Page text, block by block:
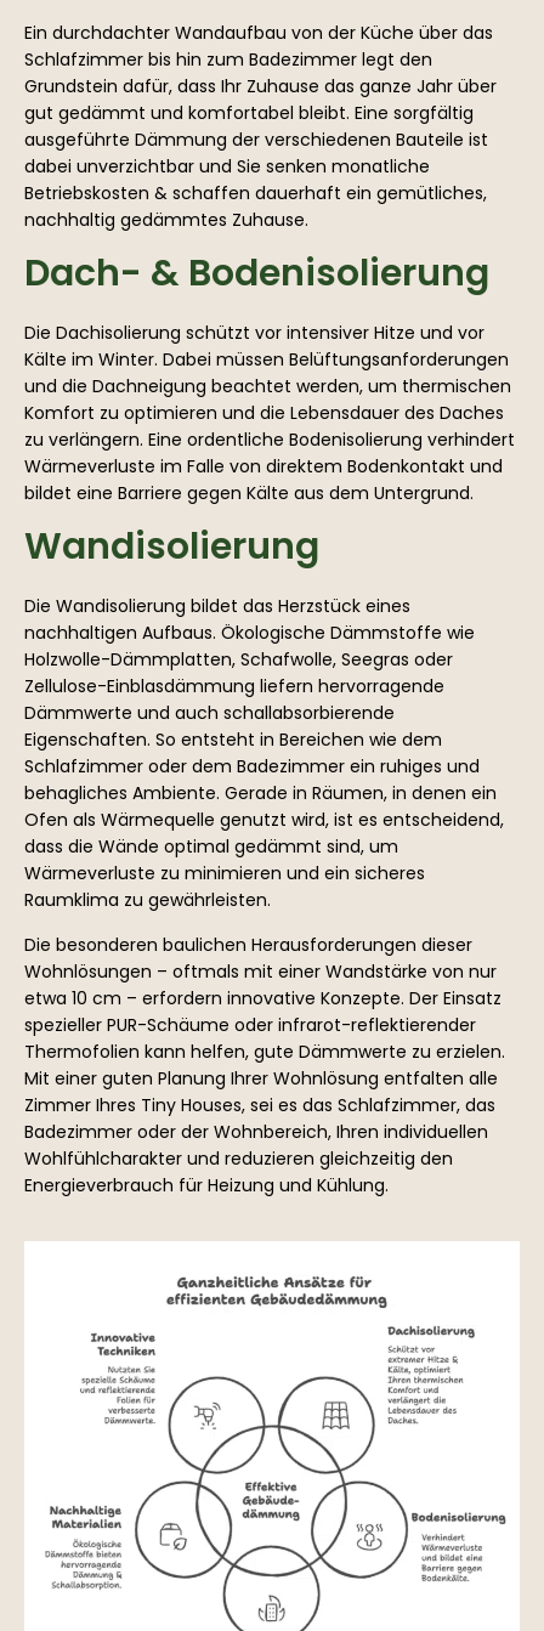
Ein durchdachter Wandaufbau von der Küche über das
Schlafzimmer bis hin zum Badezimmer legt den
Grundstein dafür, dass Ihr Zuhause das ganze Jahr über
gut gedämmt und komfortabel bleibt. Eine sorgfältig
ausgeführte Dämmung der verschiedenen Bauteile ist
dabei unverzichtbar und Sie senken monatliche
Betriebskosten & schaffen dauerhaft ein gemütliches,
nachhaltig gedämmtes Zuhause.
Dach- & Bodenisolierung
Die Dachisolierung schützt vor intensiver Hitze und vor
Kälte im Winter. Dabei müssen Belüftungsanforderungen
und die Dachneigung beachtet werden, um thermischen
Komfort zu optimieren und die Lebensdauer des Daches
zu verlängern. Eine ordentliche Bodenisolierung verhindert
Wärmeverluste im Falle von direktem Bodenkontakt und
bildet eine Barriere gegen Kälte aus dem Untergrund.
Wandisolierung
Die Wandisolierung bildet das Herzstück eines
nachhaltigen Aufbaus. Ökologische Dämmstoffe wie
Holzwolle-Dämmplatten, Schafwolle, Seegras oder
Zellulose-Einblasdämmung liefern hervorragende
Dämmwerte und auch schallabsorbierende
Eigenschaften. So entsteht in Bereichen wie dem
Schlafzimmer oder dem Badezimmer ein ruhiges und
behagliches Ambiente. Gerade in Räumen, in denen ein
Ofen als Wärmequelle genutzt wird, ist es entscheidend,
dass die Wände optimal gedämmt sind, um
Wärmeverluste zu minimieren und ein sicheres
Raumklima zu gewährleisten.
Die besonderen baulichen Herausforderungen dieser
Wohnlösungen – oftmals mit einer Wandstärke von nur
etwa 10 cm – erfordern innovative Konzepte. Der Einsatz
spezieller PUR-Schäume oder infrarot-reflektierender
Thermofolien kann helfen, gute Dämmwerte zu erzielen.
Mit einer guten Planung Ihrer Wohnlösung entfalten alle
Zimmer Ihres Tiny Houses, sei es das Schlafzimmer, das
Badezimmer oder der Wohnbereich, Ihren individuellen
Wohlfühlcharakter und reduzieren gleichzeitig den
Energieverbrauch für Heizung und Kühlung.